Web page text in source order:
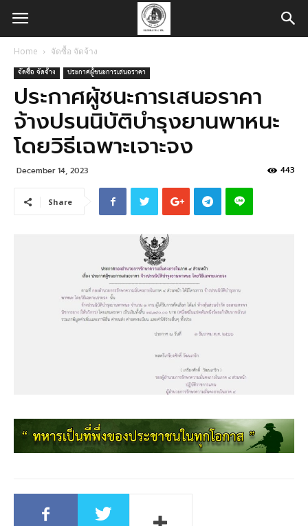
Home จัดซื้อ จัดจ้าง
จัดซื้อ จัดจ้าง ประกาศผู้ชนะการเสนอราคา
ประกาศผู้ชนะการเสนอราคา
จ้างปรนนิบัติบำรุงยานพาหนะ
โดยวิธีเฉพาะเจาะจง
December 14, 2023 443
Share